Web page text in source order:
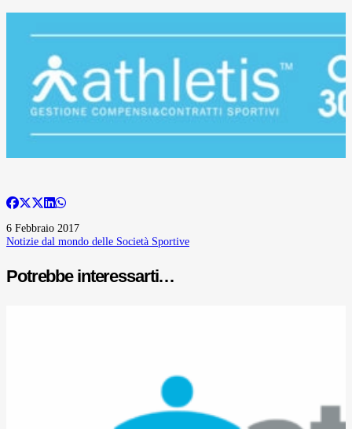
6 Febbraio 2017
Notizie dal mondo delle Società Sportive
Potrebbe interessarti…